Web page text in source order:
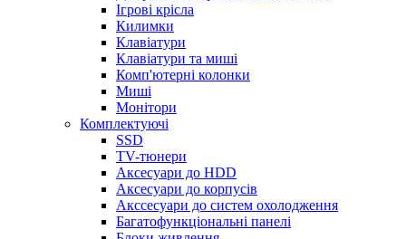
Ігрові крісла
Килимки
Клавіатури
Клавіатури та миші
Комп'ютерні колонки
Миші
Монітори
Комплектуючi
SSD
TV-тюнери
Аксесуари до HDD
Аксесуари до корпусів
Акссесуари до систем охолодження
Багатофункціональні панелі